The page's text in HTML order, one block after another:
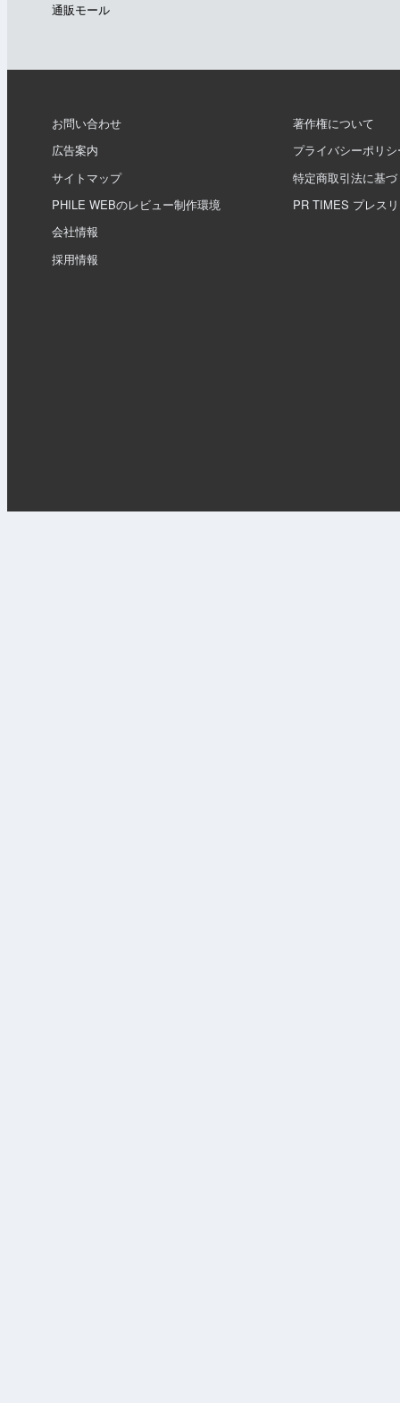
通販モール
お問い合わせ
広告案内
サイトマップ
PHILE WEBのレビュー制作環境
会社情報
採用情報
著作権について
プライバシーポリ
特定商取引法に基
PR TIMES プレス